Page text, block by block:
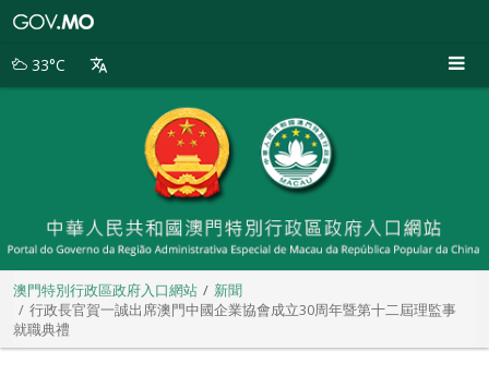
別
33°C
澳門特別行政區政府入口網站
新聞
行政長官賀一誠出席澳門中國企業協會成立30周年暨第十二屆理監事
就職典禮